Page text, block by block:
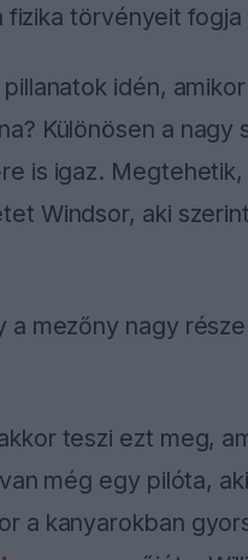
fizika törvényeit
idén,
Különösen a nagy
is igaz.
Windsor, aki
mezőny nagy
teszi ezt meg,
még egy pilóta,
a kanyarokban